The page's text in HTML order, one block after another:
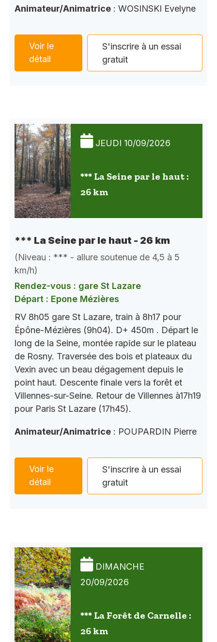
Animateur/Animatrice : WOSINSKI Evelyne
Voir le
détail
S'inscrire à un essai
gratuit
JEUDI 10/09/2026
*** La Seine par le haut :
26 km
*** La Seine par le haut - 26 km
(Niveau : *** - allure soutenue de 4,5 à 5
km/h)
Rendez-vous : gare St Lazare
Départ : Epone Mézières
RV 8h05 gare St Lazare, train à 8h17 pour
Épône-Mézières (9h04). D+ 450m . Départ le
long de la Seine, montée rapide sur le plateau
de Rosny. Traversée des bois et plateaux du
Vexin avec un beau dégagement depuis le
point haut. Descente finale vers la forêt et
Villennes-sur-Seine. Retour de Villennes à17h19
pour Paris St Lazare (17h45).
Animateur/Animatrice : POUPARDIN Pierre
Voir le
détail
S'inscrire à un essai
gratuit
DIMANCHE
20/09/2026
*** La Forêt de Carnelle :
26 km